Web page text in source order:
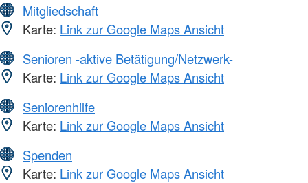
Mitgliedschaft
Karte: Link zur Google Maps Ansicht
Senioren -aktive Betätigung/Netzwerk-
Karte: Link zur Google Maps Ansicht
Seniorenhilfe
Karte: Link zur Google Maps Ansicht
Spenden
Karte: Link zur Google Maps Ansicht